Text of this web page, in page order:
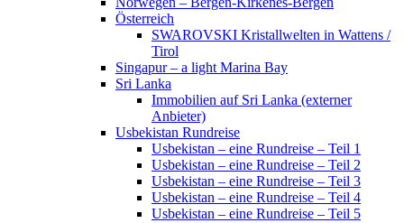
Österreich
SWAROVSKI Kristallwelten in Wattens /
Tirol
Singapur – a light Marina Bay
Sri Lanka
Immobilien auf Sri Lanka (externer
Anbieter)
Usbekistan Rundreise
Usbekistan – eine Rundreise – Teil 1
Usbekistan – eine Rundreise – Teil 2
Usbekistan – eine Rundreise – Teil 3
Usbekistan – eine Rundreise – Teil 4
Usbekistan – eine Rundreise – Teil 5